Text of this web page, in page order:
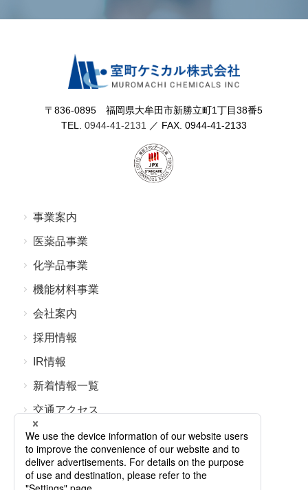
〒836-0895 福岡県⼤牟⽥市新勝⽴町1丁⽬38番5
TEL. 0944-41-2131 ／ FAX. 0944-41-2133
事業案内
医薬品事業
化学品事業
機能材料事業
会社案内
採⽤情報
IR情報
新着情報⼀覧
交通アクセス
よくあるご質問
お問い合わせ